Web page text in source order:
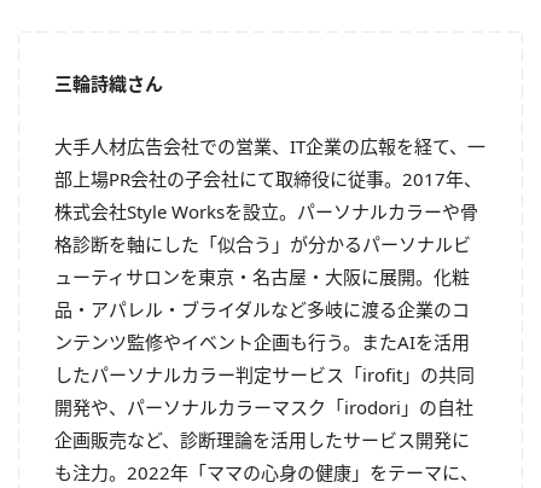
三輪詩織さん
大手人材広告会社での営業、IT企業の広報を経て、一
部上場PR会社の子会社にて取締役に従事。2017年、
株式会社Style Worksを設立。パーソナルカラーや骨
格診断を軸にした「似合う」が分かるパーソナルビ
ューティサロンを東京・名古屋・大阪に展開。化粧
品・アパレル・ブライダルなど多岐に渡る企業のコ
ンテンツ監修やイベント企画も行う。またAIを活用
したパーソナルカラー判定サービス「irofit」の共同
開発や、パーソナルカラーマスク「irodori」の自社
企画販売など、診断理論を活用したサービス開発に
も注力。2022年「ママの心身の健康」をテーマに、